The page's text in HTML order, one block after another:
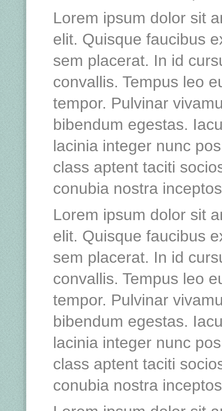
Lorem ipsum dolor sit
elit. Quisque faucibus
sem placerat. In id
convallis. Tempus leo
tempor. Pulvinar
bibendum egestas.
lacinia integer nunc
class aptent taciti
conubia nostra
Lorem ipsum dolor sit
elit. Quisque faucibus
sem placerat. In id
convallis. Tempus leo
tempor. Pulvinar
bibendum egestas.
lacinia integer nunc
class aptent taciti
conubia nostra